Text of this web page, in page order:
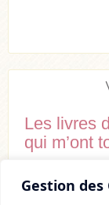
Gestion des
Les livres
qui m’ont